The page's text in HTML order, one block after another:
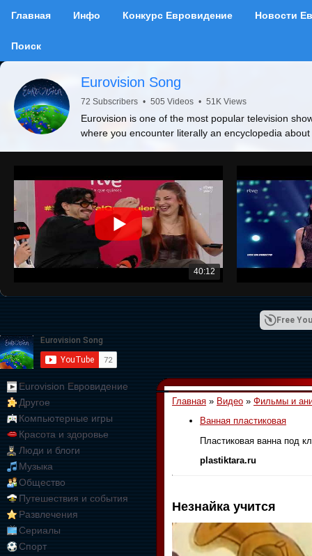
Главная Инфо Конкурс Евровидение Новости
Поиск
Eurovision Song
72 Subscribers • 505 Videos • 51K Views
Eurovision is one of the most popular television
where you encounter literally an encyclopedia
40:12
01:09:10
Free
Eurovision Евровидение
Другое
Компьютерные игры
Красота и здоровье
Люди и блоги
Музыка
Общество
Путешествия и события
Развлечения
Сериалы
Спорт
Главная » Видео » Фильмы и
Ванная пластиковая
Пластиковая ванна под
plastiktara.ru
Незнайка учится